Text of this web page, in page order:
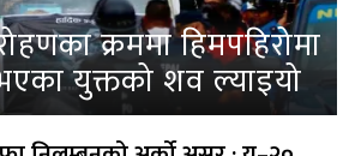
क्रममा हिमपहिरोमा
युक्तको शव ल्याइयो